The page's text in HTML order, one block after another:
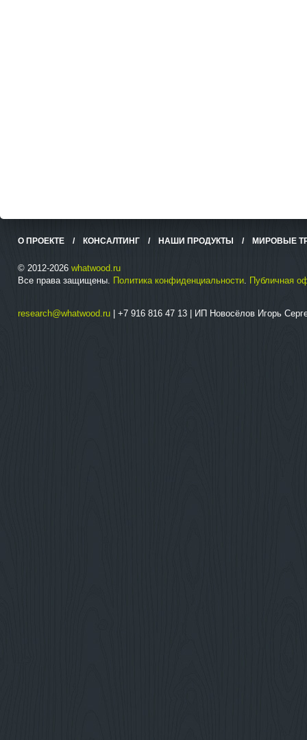
О ПРОЕКТЕ / КОНСАЛТИНГ / НАШИ ПРОДУКТЫ / МИРОВЫЕ
© 2012-2026 whatwood.ru
Все права защищены. Политика конфиденциальности. Публичная
research@whatwood.ru | +7 916 816 47 13 | ИП Новосёлов Игорь